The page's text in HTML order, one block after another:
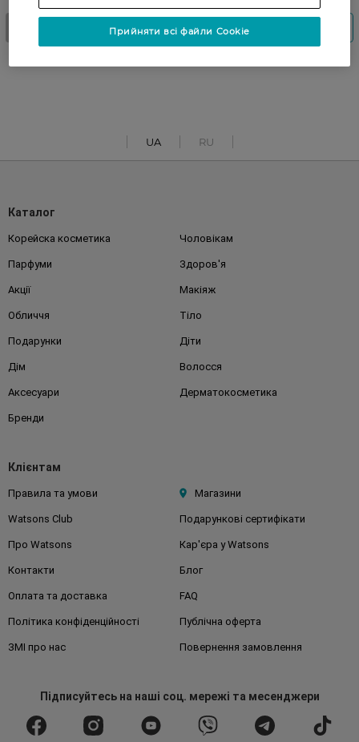
UA RU
Каталог
Корейска косметика Чоловікам
Парфуми Здоров'я
Акції Макіяж
Обличчя Тіло
Подарунки Діти
Дім Волосся
Аксесуари Дерматокосметика
Бренди
Клієнтам
Правила та умови Магазини
Watsons Club Подарункові сертифікати
Про Watsons Кар'єра у Watsons
Контакти Блог
Оплата та доставка FAQ
Політика конфіденційності Публічна оферта
ЗМІ про нас Повернення замовлення
Підписуйтесьна наші соц. мережі та месенджери
Прийняти всі файли Cookie